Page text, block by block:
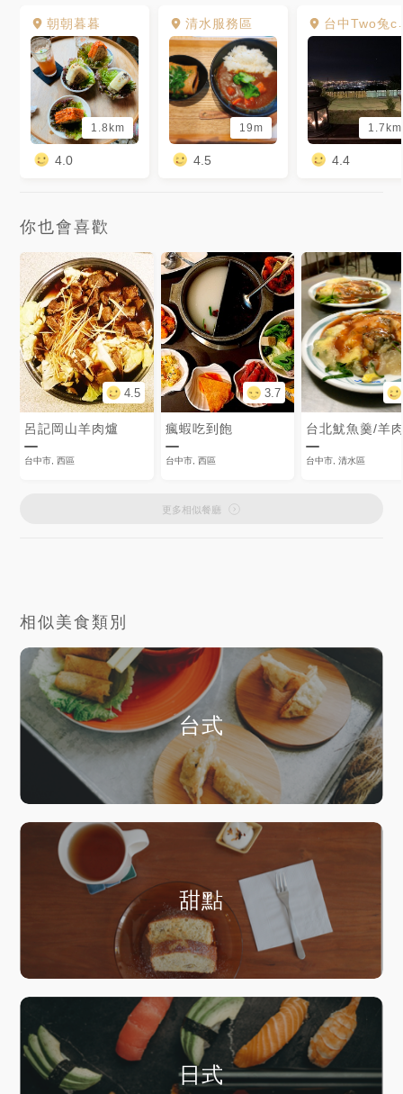
朝朝暮暮
1.8km
4.0
清水服務區
19m
4.5
台中Two兔cofe
1.7km
4.4
你也會喜歡
4.5
呂記岡山羊肉爐
台中市, 西區
3.7
瘋蝦吃到飽
台中市, 西區
台北魷魚羹/羊
台中市, 清水區
更多相似餐廳
相似美食類別
台式
甜點
日式